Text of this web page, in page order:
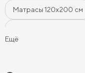
Матрасы 120х200 см
Ещё